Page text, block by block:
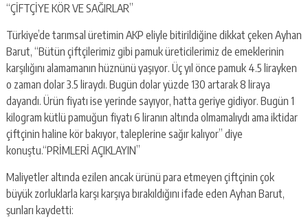
“ÇİFTÇİYE KÖR VE SAĞIRLAR”
Türkiye’de tarımsal üretimin AKP eliyle bitirildiğine dikkat çeken Ayhan
Barut, “Bütün çiftçilerimiz gibi pamuk üreticilerimiz de emeklerinin
karşılığını alamamanın hüznünü yaşıyor. Üç yıl önce pamuk 4.5 lirayken
o zaman dolar 3.5 liraydı. Bugün dolar yüzde 130 artarak 8 liraya
dayandı. Ürün fiyatı ise yerinde sayıyor, hatta geriye gidiyor. Bugün 1
kilogram kütlü pamuğun fiyatı 6 liranın altında olmamalıydı ama iktidar
çiftçinin haline kör bakıyor, taleplerine sağır kalıyor” diye
konuştu.“PRİMLERİ AÇIKLAYIN”
Maliyetler altında ezilen ancak ürünü para etmeyen çiftçinin çok
büyük zorluklarla karşı karşıya bırakıldığını ifade eden Ayhan Barut,
şunları kaydetti: